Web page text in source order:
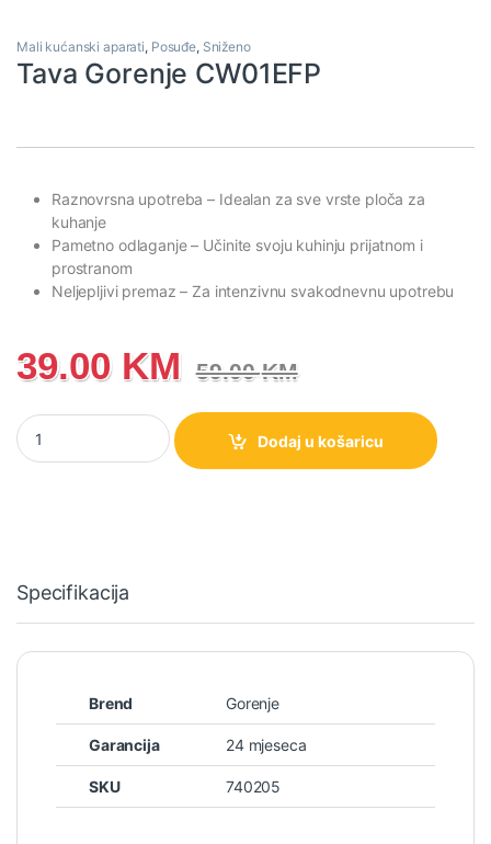
Mali kućanski aparati, Posuđe, Sniženo
Tava Gorenje CW01EFP
Raznovrsna upotreba– Idealan za sve vrste ploča za
kuhanje
Pametno odlaganje– Učinite svoju kuhinju prijatnom i
prostranom
Neljepljivi premaz– Za intenzivnu svakodnevnu upotrebu
39.00 KM 59.00KM
Tava Gorenje CW01EFP količina
Dodaj u košaricu
Specifikacija
Brend Gorenje
Garancija 24 mjeseca
SKU 740205